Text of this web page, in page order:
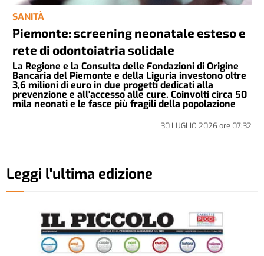
SANITÀ
Piemonte: screening neonatale esteso e
rete di odontoiatria solidale
La Regione e la Consulta delle Fondazioni di Origine
Bancaria del Piemonte e della Liguria investono oltre
3,6 milioni di euro in due progetti dedicati alla
prevenzione e all'accesso alle cure. Coinvolti circa 50
mila neonati e le fasce più fragili della popolazione
30 LUGLIO 2026ore 07:32
Leggi l'ultima edizione